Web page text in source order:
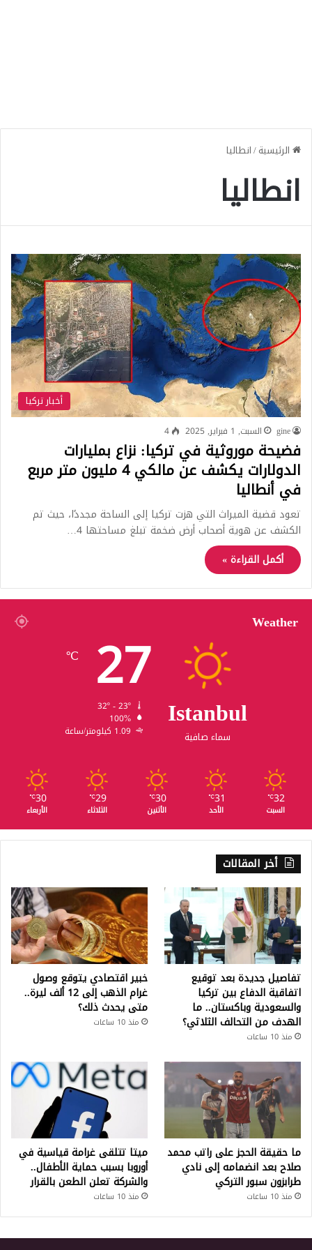
الرئيسية/انطاليا
انطاليا
أخبار تركيا
gine السبت, 1 فبراير, 2025 4
فضيحة موروثية في تركيا: نزاع بمليارات
الدولارات يكشف عن مالكي 4 مليون متر مربع
في أنطاليا
تعود قضية الميراث التي هزت تركيا إلى الساحة مجددًا، حيث تم
الكشف عن هوية أصحاب أرض ضخمة تبلغ مساحتها 4…
أكمل القراءة »
Weather
Istanbul
سماء صافية
27
℃
100%
1.09 كيلومتر/ساعة
32
℃
السبت
31
℃
الأحد
30
℃
الأثنين
29
℃
الثلاثاء
30
℃
الأربعاء
أخر المقالات
تفاصيل جديدة بعد توقيع
اتفاقية الدفاع بين تركيا
والسعودية وباكستان.. ما
الهدف من التحالف الثلاثي؟
منذ 10 ساعات
خبير اقتصادي يتوقع وصول
غرام الذهب إلى 12 ألف ليرة..
متى يحدث ذلك؟
منذ 10 ساعات
ما حقيقة الحجز على راتب محمد
صلاح بعد انضمامه إلى نادي
طرابزون سبور التركي
منذ 10 ساعات
ميتا تتلقى غرامة قياسية في
أوروبا بسبب حماية الأطفال..
والشركة تعلن الطعن بالقرار
منذ 10 ساعات